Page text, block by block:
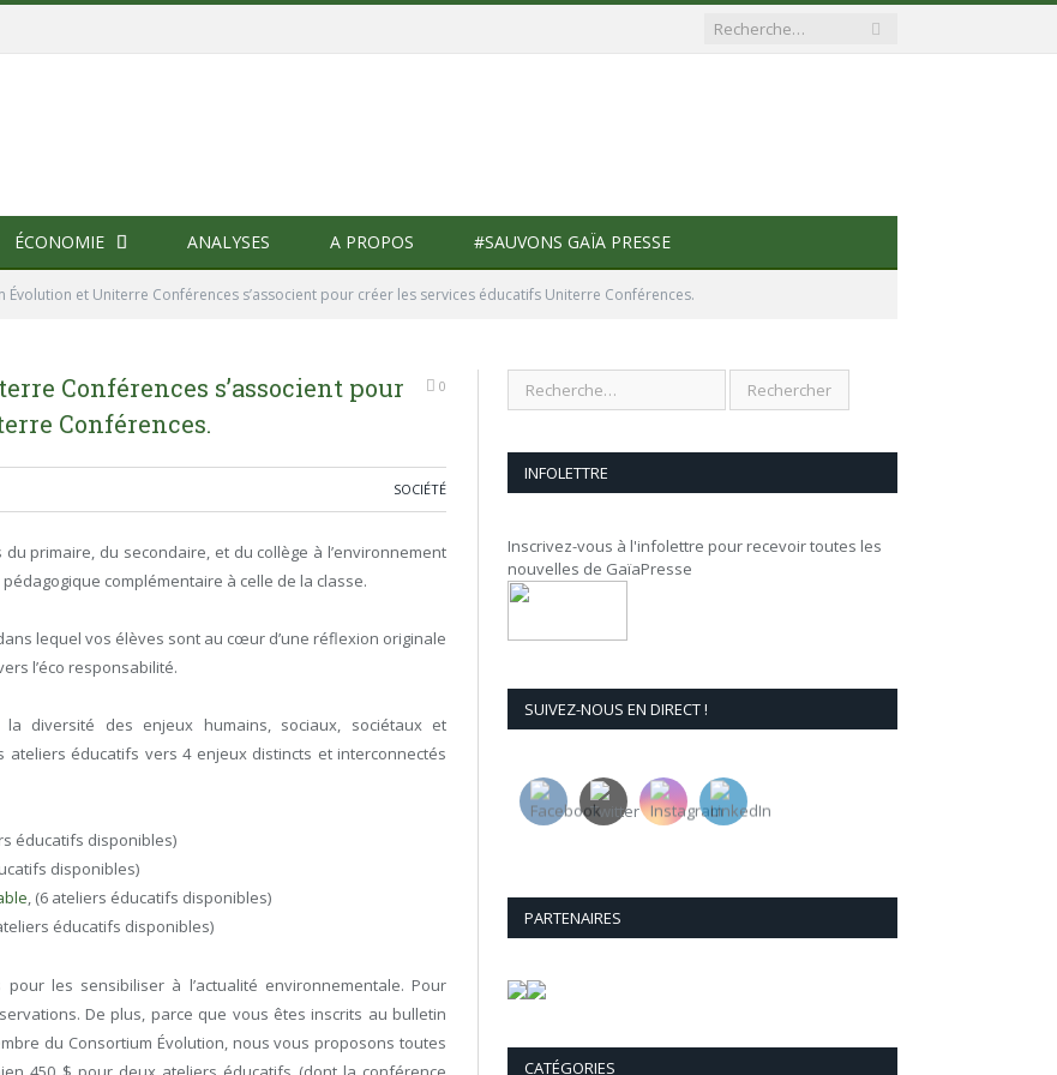
ÉCONOMIE ANALYSES A PROPOS #SAUVONS GAÏA PRESSE
Évolution et Uniterre Conférences s’associent pour créer les services éducatifs Uniterre Conférences.
Conférences s’associent pour
Conférences.
0
SOCIÉTÉ
primaire, du secondaire, et du collège à l’environnement
complémentaire à celle de la classe.
lequel vos élèves sont au cœur d’une réflexion originale
l’éco responsabilité.
diversité des enjeux humains, sociaux, sociétaux et
éducatifs vers 4 enjeux distincts et interconnectés
éducatifs disponibles)
disponibles)
, (6 ateliers éducatifs disponibles)
éducatifs disponibles)
les sensibiliser à l’actualité environnementale. Pour
De plus, parce que vous êtes inscrits au bulletin
du Consortium Évolution, nous vous proposons toutes
INFOLETTRE
Inscrivez-vous à l'infolettre pour recevoir toutes les
nouvelles de GaïaPresse
SUIVEZ-NOUS EN DIRECT !
PARTENAIRES
CATÉGORIES